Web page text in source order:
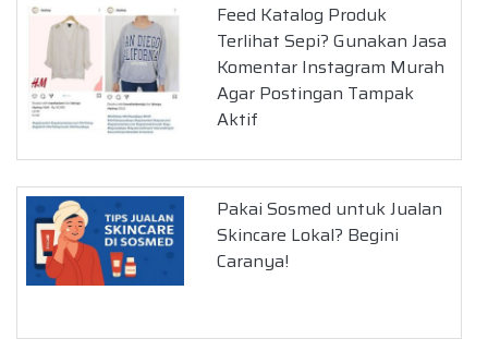
Feed Katalog Produk
Terlihat Sepi? Gunakan Jasa
Komentar Instagram Murah
Agar Postingan Tampak
Aktif
Pakai Sosmed untuk Jualan
Skincare Lokal? Begini
Caranya!